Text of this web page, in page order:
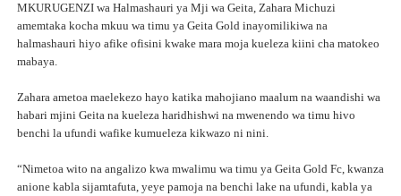
MKURUGENZI wa Halmashauri ya Mji wa Geita, Zahara Michuzi
amemtaka kocha mkuu wa timu ya Geita Gold inayomilikiwa na
halmashauri hiyo afike ofisini kwake mara moja kueleza kiini cha matokeo
mabaya.
Zahara ametoa maelekezo hayo katika mahojiano maalum na waandishi wa
habari mjini Geita na kueleza haridhishwi na mwenendo wa timu hivo
benchi la ufundi wafike kumueleza kikwazo ni nini.
“Nimetoa wito na angalizo kwa mwalimu wa timu ya Geita Gold Fc, kwanza
anione kabla sijamtafuta, yeye pamoja na benchi lake na ufundi, kabla ya